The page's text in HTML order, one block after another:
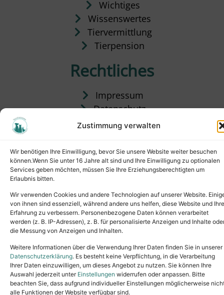
Zustimmung verwalten
Wir benötigen Ihre Einwilligung, bevor Sie unsere Website weiter besuchen
können.Wenn Sie unter 16 Jahre alt sind und Ihre Einwilligung zu optionalen
Services geben möchten, müssen Sie Ihre Erziehungsberechtigten um
Erlaubnis bitten.
Wir verwenden Cookies und andere Technologien auf unserer Website.
von ihnen sind essenziell, während andere uns helfen, diese Website und Ihre
Erfahrung zu verbessern. Personenbezogene Daten können verarbeitet
werden (z. B. IP-Adressen), z. B. für personalisierte Anzeigen und Inhalte
die Messung von Anzeigen und Inhalten.
Weitere Informationen über die Verwendung Ihrer Daten finden Sie in unserer
Datenschutzerklärung. Es besteht keine Verpflichtung, in die Verarbeitung
Ihrer Daten einzuwilligen, um dieses Angebot zu nutzen. Sie können Ihre
Auswahl jederzeit unter Einstellungen widerrufen oder anpassen. Bitte
beachten Sie, dass aufgrund individueller Einstellungen möglicherweise
alle Funktionen der Website verfügbar sind.
Wichtiges
Wissenswertes
Tiervermittlung
Tierpension
Rechtliches
Impressum
Datenschutz
Satzung
Copyright © 2024. All rights reserved.
Tel.: (02631) 55356buero@tierheim-neuwied.de
Ludwigshof 1, 56567 Neuwied